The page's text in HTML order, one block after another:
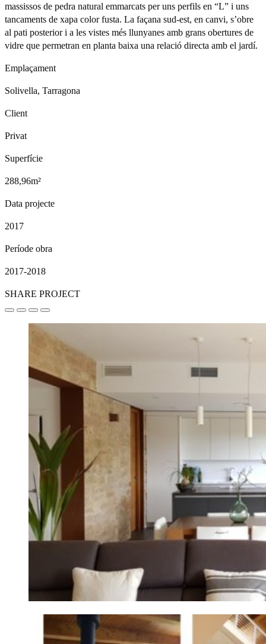
massissos de pedra na­tural emmarcats per uns perfils en “L” i uns
tancaments de xapa color fusta. La façana sud‐est, en canvi, s’obre
al pati posterior i a les vistes més llunyanes amb grans obertures de
vidre que permetran en planta baixa una relació directa amb el jardí.
Emplaçament
Solivella, Tarragona
Client
Privat
Superfície
288,96m²
Data projecte
2017
Període obra
2017-2018
SHARE PROJECT